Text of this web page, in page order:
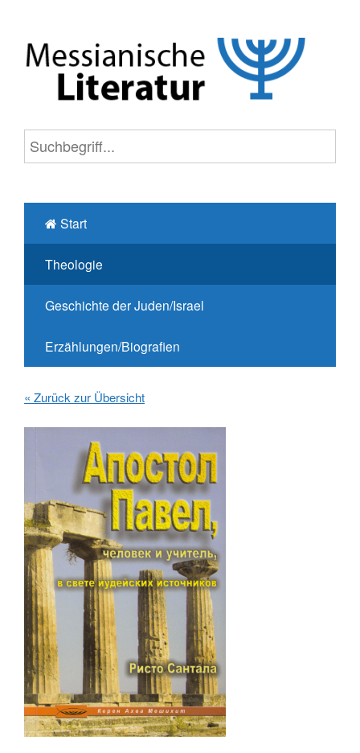
Start
Theologie
Geschichte der Juden/Israel
Erzählungen/Biografien
« Zurück zur Übersicht